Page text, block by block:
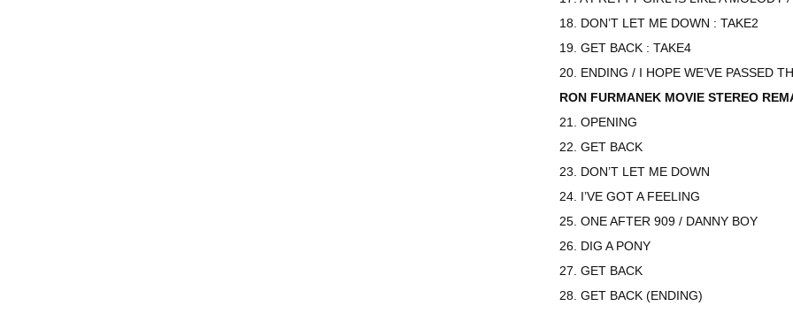
18. DON’T LET ME DOWN : TAKE2
19. GET BACK : TAKE4
20. ENDING / I HOPE WE’VE PASSED
RON FURMANEK MOVIE STEREO
21. OPENING
22. GET BACK
23. DON’T LET ME DOWN
24. I’VE GOT A FEELING
25. ONE AFTER 909 / DANNY BOY
26. DIG A PONY
27. GET BACK
28. GET BACK (ENDING)